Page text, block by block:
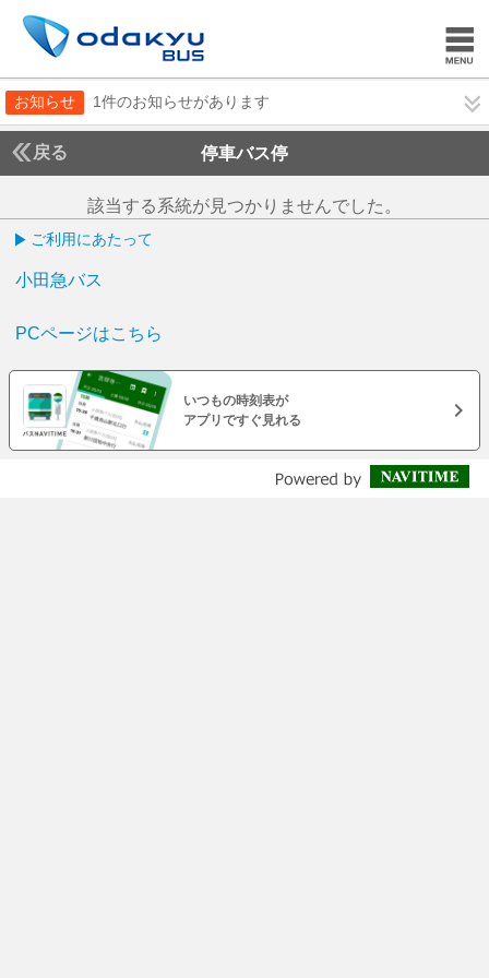
お知らせ 1件のお知らせがあります
戻る 停車バス停
該当する系統が見つかりませんでした。
ご利用にあたって
小田急バス
PCページはこちら
いつもの時刻表が
アプリですぐ見れる